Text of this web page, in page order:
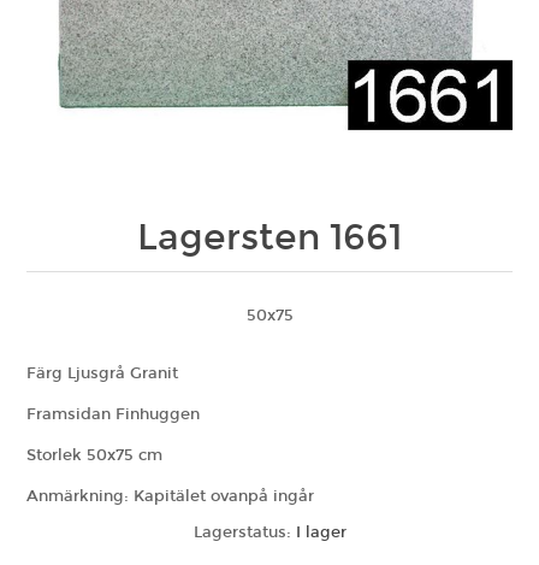
Lagersten 1661
50x75
Färg Ljusgrå Granit
Framsidan Finhuggen
Storlek 50x75 cm
Anmärkning: Kapitälet ovanpå ingår
Lagerstatus: I lager